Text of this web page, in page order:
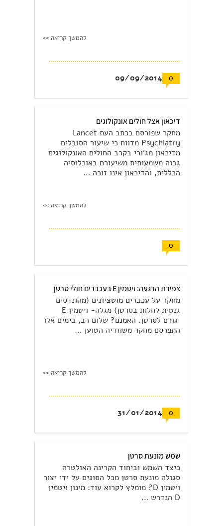
להמשך קריאה >>
0
09/09/2014
דיכאון אצל חולים אונקולוגים
מחקר שפורסם בכתב העת Lancet
Psychiatry מדווח כי שיעור הסובלים
מדיכאון מג'ורי בקרב החולים האונקולוגים
גבוה משמעותית משיעורם באוכלוסיה
הכללית, והדיכאון אינו זוכה …
להמשך קריאה >>
0
צפירת הרגעה: ויטמין E בעכברים חולי סרטן
מחקר על עכברים מוטציונים (מהונדסים
גנטית לחלות בסרטן) מגלה- ויטמין E
גורם לסרטן. האמנם? שלום רב, בימים אלו
התפרסם מחקר משוודיה הטוען …
להמשך קריאה >>
0
31/01/2014
שמש מונעת סרטן
כיצד השמש וביחוד הקרינה האולטרה
סגולה מונעת סרטן מכל הסוגים על ידי יצור
ויטמין D? מומלץ לקרוא עוד: מינון ויטמין
D הנדרש …